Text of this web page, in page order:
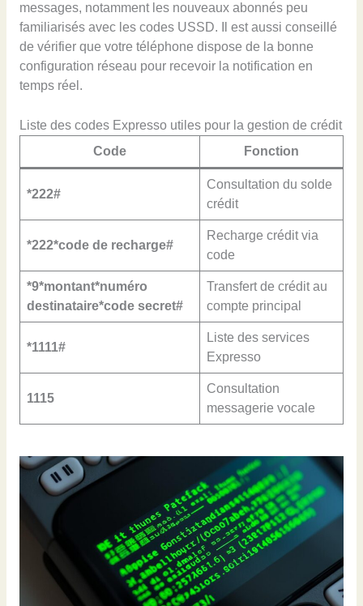
messages, notamment les nouveaux abonnés peu
familiarisés avec les codes USSD. Il est aussi conseillé
de vérifier que votre téléphone dispose de la bonne
configuration réseau pour recevoir la notification en
temps réel.
Liste des codes Expresso utiles pour la gestion de crédit
Code
Fonction
*222#
Consultation du solde
crédit
*222*code de recharge#
Recharge crédit via
code
*9*montant*numéro
destinataire*code secret#
Transfert de crédit au
compte principal
*1111#
Liste des services
Expresso
1115
Consultation
messagerie vocale